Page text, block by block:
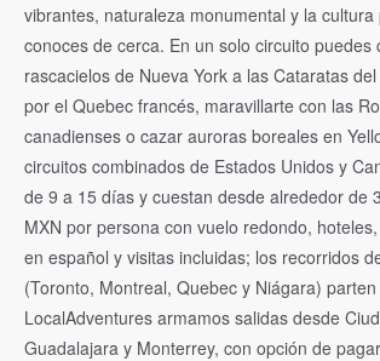
vibrantes, naturaleza monumental y la cultura
conoces de cerca. En un solo circuito puedes
rascacielos de Nueva York a las Cataratas
por el Quebec francés, maravillarte con las
canadienses o cazar auroras boreales en
circuitos combinados de Estados Unidos y
de 9 a 15 días y cuestan desde alrededor de
MXN por persona con vuelo redondo,
en español y visitas incluidas; los recorridos
(Toronto, Montreal, Quebec y Niágara)
LocalAdventures armamos salidas desde
Guadalajara y Monterrey, con opción de